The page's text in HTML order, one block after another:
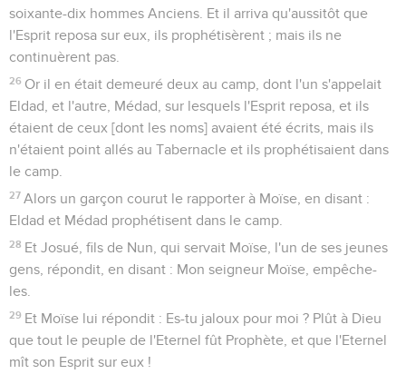
soixante-dix hommes Anciens. Et il arriva qu'aussitôt que
l'Esprit reposa sur eux, ils prophétisèrent ; mais ils ne
continuèrent pas.
26 Or il en était demeuré deux au camp, dont l'un s'appelait
Eldad, et l'autre, Médad, sur lesquels l'Esprit reposa, et ils
étaient de ceux [dont les noms] avaient été écrits, mais ils
n'étaient point allés au Tabernacle et ils prophétisaient dans
le camp.
27 Alors un garçon courut le rapporter à Moïse, en disant :
Eldad et Médad prophétisent dans le camp.
28 Et Josué, fils de Nun, qui servait Moïse, l'un de ses jeunes
gens, répondit, en disant : Mon seigneur Moïse, empêche-
les.
29 Et Moïse lui répondit : Es-tu jaloux pour moi ? Plût à Dieu
que tout le peuple de l'Eternel fût Prophète, et que l'Eternel
mît son Esprit sur eux !